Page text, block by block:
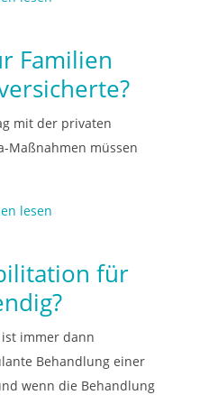
Familien
mit der privaten
Maßnahmen müssen
lesen
für
immer dann
Behandlung einer
wenn die Behandlung